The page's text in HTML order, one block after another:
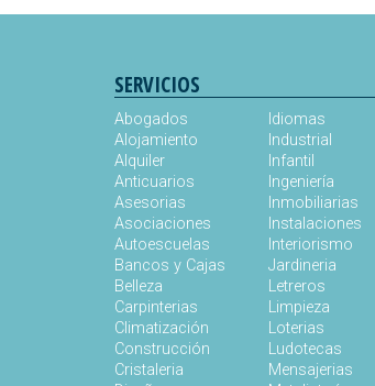
SERVICIOS
Abogados
Alojamiento
Alquiler
Anticuarios
Asesorias
Asociaciones
Autoescuelas
Bancos y Cajas
Belleza
Carpinterias
Climatización
Construcción
Cristaleria
Idiomas
Industrial
Infantil
Ingeniería
Inmobiliarias
Instalaciones
Interiorismo
Jardineria
Letreros
Limpieza
Loterias
Ludotecas
Mensajerias